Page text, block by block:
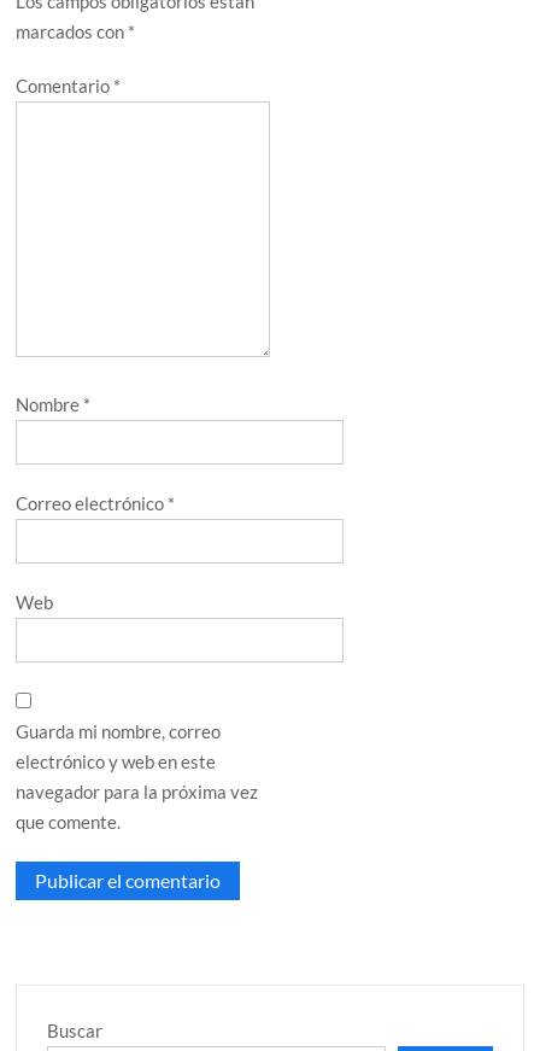
marcados con *
Comentario *
Nombre *
Correo electrónico *
Web
Guarda mi nombre, correo
electrónico y web en este
navegador para la próxima vez
que comente.
Buscar